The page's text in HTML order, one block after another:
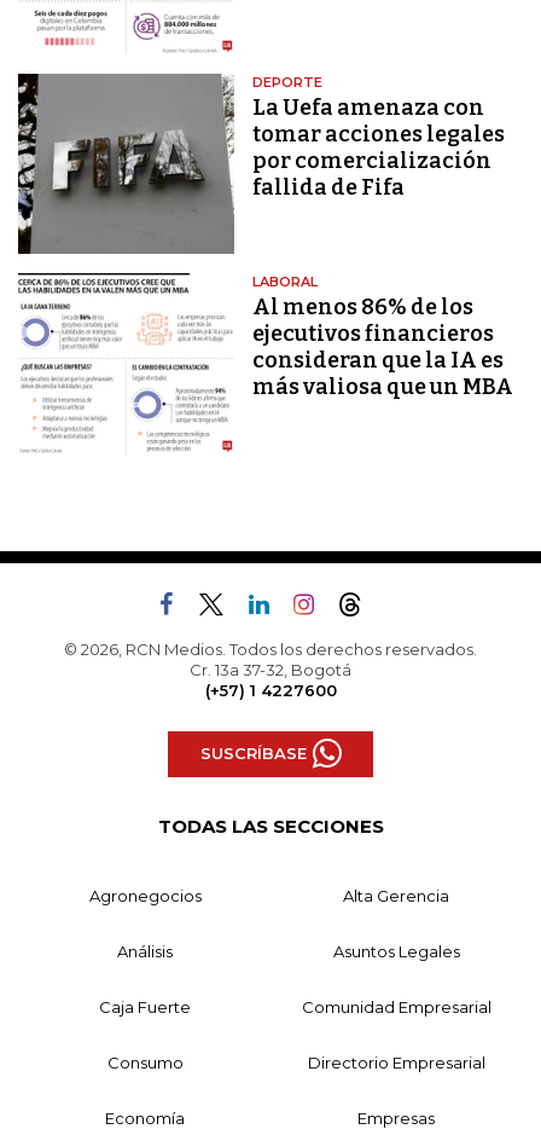
DEPORTE
La Uefa amenaza con
tomar acciones legales
por comercialización
fallida de Fifa
LABORAL
Al menos 86% de los
ejecutivos financieros
consideran que la IA es
más valiosa que un MBA
© 2026, RCN Medios. Todos los derechos reservados.
Cr. 13a 37-32, Bogotá
(+57) 1 4227600
SUSCRÍBASE
TODAS LAS SECCIONES
Agronegocios Alta Gerencia
Análisis Asuntos Legales
Caja Fuerte Comunidad Empresarial
Consumo Directorio Empresarial
Economía Empresas